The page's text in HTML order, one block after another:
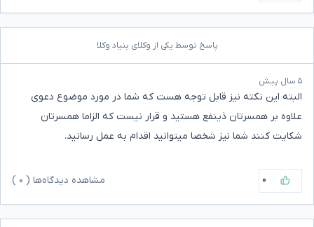
پاسخ توسط یکی از وکلای بنیاد وکلا
۵ سال پیش
البته این نکته نیز قابل توجه هست که شما در مورد موضوع دعوی
علاوه بر همسرتان ذینفع هستید و قرار نیست که الزاما همسرتان
شکایت کنند شما نیز شخصا میتوانید اقدام به عمل رسانید.
۰ مشاهده دیدگاه‌ها ( ۰